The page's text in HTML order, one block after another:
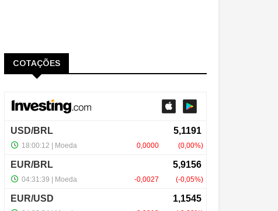
COTAÇÕES